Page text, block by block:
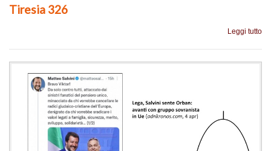
Tiresia 326
Leggi tutto